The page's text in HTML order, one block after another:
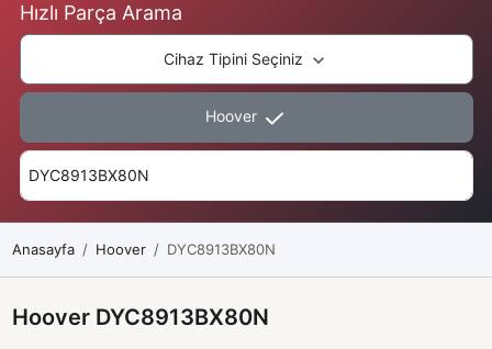
Hızlı Parça Arama
Cihaz Tipini Seçiniz
Hoover
Anasayfa Hoover DYC8913BX80N
Hoover DYC8913BX80N